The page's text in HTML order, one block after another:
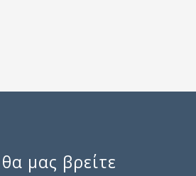
μας βρείτε